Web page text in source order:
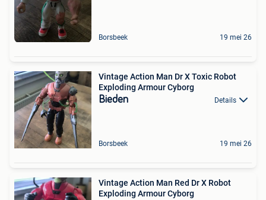
Borsbeek 19 mei 26
Vintage Action Man Dr X Toxic Robot
Exploding Armour Cyborg
Bieden Details
Borsbeek 19 mei 26
Vintage Action Man Red Dr X Robot
Exploding Armour Cyborg